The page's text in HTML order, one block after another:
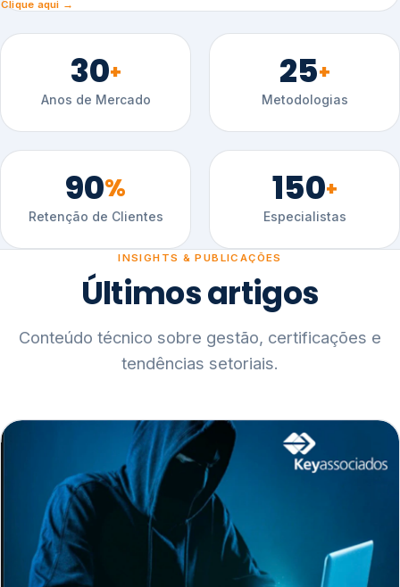
Clique aqui →
30+
Anos de Mercado
25+
Metodologias
90%
Retenção de Clientes
150+
Especialistas
INSIGHTS & PUBLICAÇÕES
Últimos artigos
Conteúdo técnico sobre gestão, certificações e
tendências setoriais.